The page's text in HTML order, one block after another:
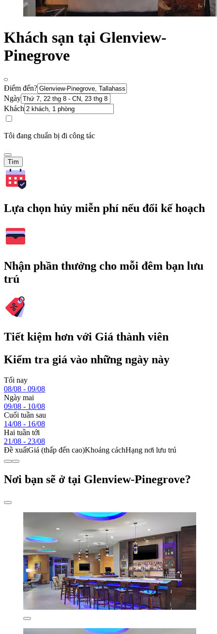
Khách sạn tại Glenview-
Pinegrove
Điểm đến?
Ngày
Khách
Tôi đang chuẩn bị đi công tác
Tìm
Lựa chọn hủy miễn phí nếu đổi kế hoạch
Nhận phần thưởng cho mỗi đêm bạn lưu
trú
Tiết kiệm hơn với Giá thành viên
Kiểm tra giá vào những ngày này
Tối nay
08/08 - 09/08
Ngày mai
09/08 - 10/08
Cuối tuần sau
14/08 - 16/08
Hai tuần tới
21/08 - 23/08
Đề xuấtGiá (thấp đến cao)Khoảng cáchHạng nơi lưu trú
Nơi bạn sẽ ở tại Glenview-Pinegrove?